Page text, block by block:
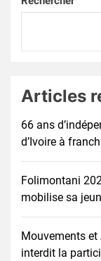
Articles
66 ans
d’Ivoire à
Folimontani
mobilise sa
Mouvements et
interdit la